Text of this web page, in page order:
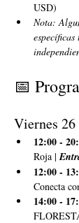
USD)
Nota:
📅
Viernes
12:00 -
Roja |
12:00 -
Conecta
14:00 -